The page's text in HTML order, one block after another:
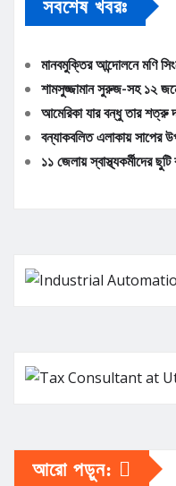
সবশেষ খবরঃ
মানবমুক্তির আন্দোলনে মণি
শামসুজ্জামান সুরুজ-সহ ১২
আমেরিকা যার বন্ধু তার শত্রু
বন্যাকবলিত এলাকায় সাপের
১১ জেলায় স্বাস্থ্যকর্মীদের ছুটি
আরো পড়ুন: